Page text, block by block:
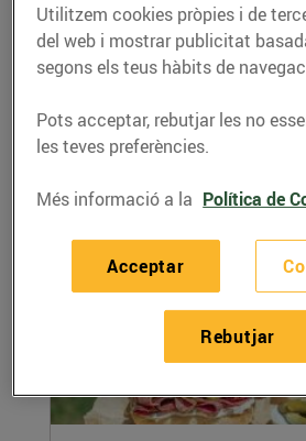
Cloïsses a la marinera
28/de maig/2024
Ingredients per a 4 persones
fresques 1 ceba 2 grans d'all
Utilitzem cookies pròpies i de
del web i mostrar publicitat
segons els teus hàbits de
Pots acceptar, rebutjar les no
les teves preferències.
Més informació a la Política de
Rebutjar
Acceptar